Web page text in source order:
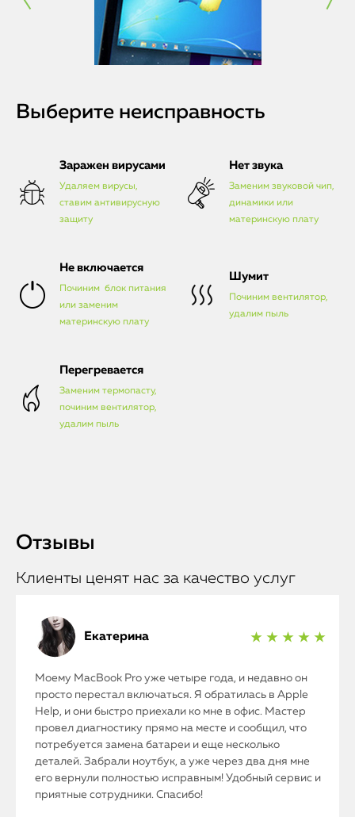
Выберите неисправность
Заражен вирусами
Удаляем вирусы,
ставим антивирусную
защиту
Нет звука
Заменим звуковой чип,
динамики или
материнскую плату
Не включается
Починим блок питания
или заменим
материнскую плату
Шумит
Починим вентилятор,
удалим пыль
Перегревается
Заменим термопасту,
починим вентилятор,
удалим пыль
Отзывы
Клиенты ценят нас за качество услуг
Екатерина ★ ★ ★ ★ ★
Моему MacBook Pro уже четыре года, и недавно он
просто перестал включаться. Я обратилась в Apple
Help, и они быстро приехали ко мне в офис. Мастер
провел диагностику прямо на месте и сообщил, что
потребуется замена батареи и еще несколько
деталей. Забрали ноутбук, а уже через два дня мне
его вернули полностью исправным! Удобный сервис и
приятные сотрудники. Спасибо!